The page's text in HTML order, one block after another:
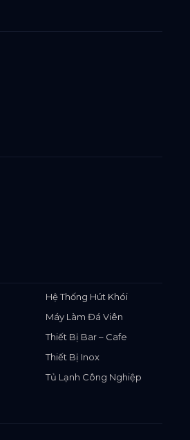
Hệ Thống Hút Khói
Máy Làm Đá Viên
Thiết Bị Bar – Cafe
Thiết Bị Inox
Tủ Lạnh Công Nghiệp